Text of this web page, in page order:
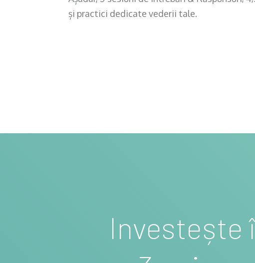
și practici dedicate vederii tale.
Investește